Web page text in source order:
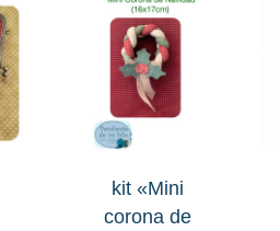
kit «Mini
corona de